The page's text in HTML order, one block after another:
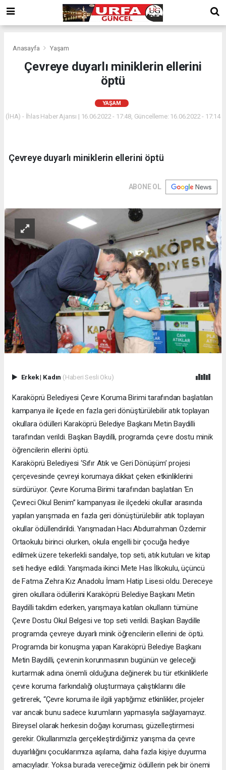
Anasayfa Yaşam
Çevreye duyarlı miniklerin ellerini
öptü
YAŞAM
(İHA) - İhlas Haber Ajansı | 16.06.2022 - 17:48, Güncelleme: 16.06.2022 - 17:14
Çevreye duyarlı miniklerin ellerini öptü
ABONE OL
Erkek| Kadın (Haberi Sesli Oku)
Karaköprü Belediyesi Çevre Koruma Birimi tarafından başlatılan
kampanya ile ilçede en fazla geri dönüştürülebilir atık toplayan
okullara ödülleri Karaköprü Belediye Başkanı Metin Baydilli
tarafından verildi. Başkan Baydilli, programda çevre dostu minik
öğrencilerin ellerini öptü.
Karaköprü Belediyesi ‘Sıfır Atık ve Geri Dönüşüm’ projesi
çerçevesinde çevreyi korumaya dikkat çeken etkinliklerini
sürdürüyor. Çevre Koruma Birimi tarafından başlatılan ‘En
Çevreci Okul Benim” kampanyası ile ilçedeki okullar arasında
yapılan yarışmada en fazla geri dönüştürülebilir atık toplayan
okullar ödüllendirildi. Yarışmadan Hacı Abdurrahman Özdemir
Ortaokulu birinci olurken, okula engelli bir çocuğa hediye
edilmek üzere tekerlekli sandalye, top seti, atık kutuları ve kitap
seti hediye edildi. Yarışmada ikinci Mete Has İlkokulu, üçüncü
de Fatma Zehra Kız Anadolu İmam Hatip Lisesi oldu. Dereceye
giren okullara ödüllerini Karaköprü Belediye Başkanı Metin
Baydilli takdim ederken, yarışmaya katılan okulların tümüne
Çevre Dostu Okul Belgesi ve top seti verildi. Başkan Baydille
programda çevreye duyarlı minik öğrencilerin ellerini de öptü.
Programda bir konuşma yapan Karaköprü Belediye Başkanı
Metin Baydilli, çevrenin korunmasının bugünün ve geleceği
kurtarmak adına önemli olduğuna değinerek bu tür etkinliklerle
çevre koruma farkındalığı oluşturmaya çalıştıklarını dile
getirerek, “Çevre koruma ile ilgili yaptığımız etkinlikler, projeler
var ancak bunu sadece kurumların yapmasıyla sağlayamayız.
Bireysel olarak herkesin doğayı koruması, güzelleştirmesi
gerekir. Okullarımızla gerçekleştirdiğimiz yarışma da çevre
duyarlılığını çocuklarımıza aşılama, daha fazla kişiye duyurma
amacıyladır. Yoksa burada vereceğimiz ödüllerin pek bir önemi